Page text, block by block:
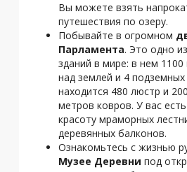
Вы можете взять
путешествия по озеру.
Побывайте в огромном
Парламента. Это одно
зданий в мире: в нем
над землей и 4
находится 480 люстр и
метров ковров. У вас
красоту мраморных
деревянных балконов.
Ознакомьтесь с жизнью
Музее Деревни под